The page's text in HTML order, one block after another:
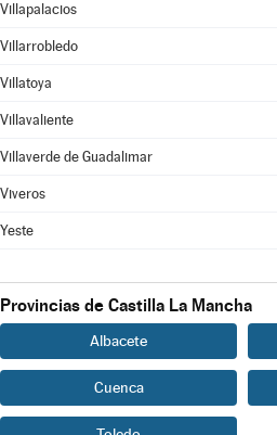
Villapalacios
Villarrobledo
Villatoya
Villavaliente
Villaverde de Guadalimar
Viveros
Yeste
Provincias de Castilla La Mancha
Albacete
Cuenca